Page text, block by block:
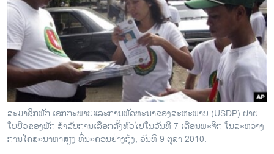
ຊີວິດຊາວລາວ
ຊຸມຊົນຊາວລາວ
ວິທະຍາສາດ-ເທັກໂນໂລຈີ
ທຸລະກິດ
ພາສາອັງກິດ
ວີດີໂອ
ສຽງ
ສະມາຊິກພັກ ເອກກະພາບແລະການພັດທະນາຂອງສະຫະພາບ (USDP) ຢາຍ
ໃບປິວຂອງພັກ ສໍາລັບການເລືອກຕັ້ງທົ່ວໄປໃນວັນທີ 7 ເດືອນພະຈິກ ໃນລະຫວ່າງ
ການໂຄສະນາຫາສຽງ ທີ່ນະຄອນຢ່າງກຸ້ງ, ວັນທີ 9 ຕຸລາ 2010.